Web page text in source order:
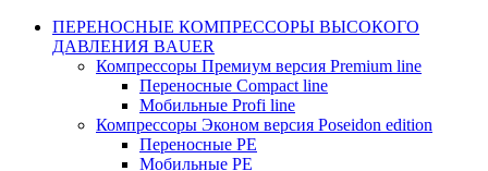
ПЕРЕНОСНЫЕ КОМПРЕССОРЫ ВЫСОКОГО
ДАВЛЕНИЯ BAUER
Компрессоры Премиум версия Premium line
Переносные Compact line
Мобильные Profi line
Компрессоры Эконом версия Poseidon edition
Переносные PE
Мобильные PE